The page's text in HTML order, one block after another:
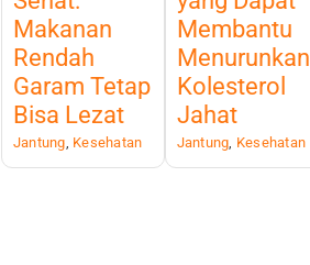
Makanan
Rendah
Garam Tetap
Bisa Lezat
Jantung Kesehatan
Membantu
Menurunkan
Kolesterol
Jahat
Jantung Kesehatan